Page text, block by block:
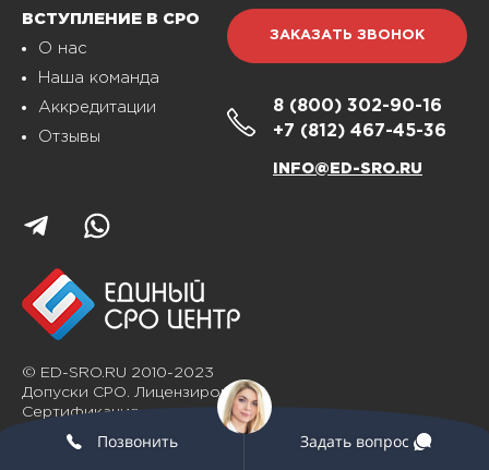
ВСТУПЛЕНИЕ В СРО
О нас
Наша команда
Аккредитации
Отзывы
ЗАКАЗАТЬ ЗВОНОК
8 (800) 302-90-16
+7 (812) 467-45-36
INFO@ED-SRO.RU
© ED-SRO.RU 2010-2023
Допуски СРО. Лицензирование.
Сертификация
Позвонить Задать вопрос